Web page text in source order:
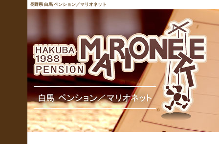
長野県 白馬 ペンション／マリオネット